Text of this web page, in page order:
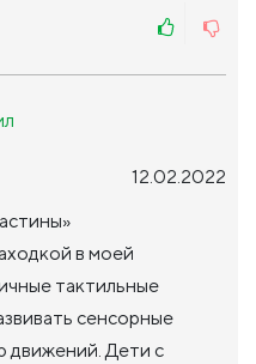
12.02.2022
в ​​моей
тактильные
сенсорные
движений. Дети с